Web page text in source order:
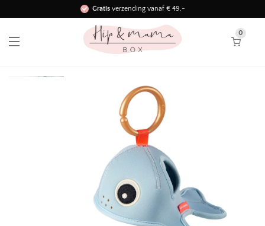
Gratisverzending vanaf € 49,-
Binnen 3 werkdagen in huis!
0